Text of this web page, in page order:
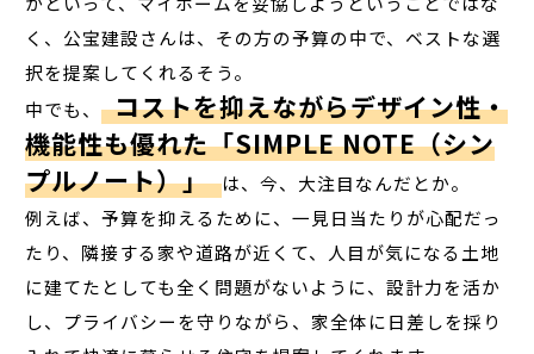
く、公宝建設さんは、その方の予算の中で、ベストな選
択を提案してくれるそう。
中でも、 コストを抑えながらデザイン性・
機能性も優れた「SIMPLE NOTE（シン
プルノート）」 は、今、大注目なんだとか。
例えば、予算を抑えるために、一見日当たりが心配だっ
たり、隣接する家や道路が近くて、人目が気になる土地
に建てたとしても全く問題がないように、設計力を活か
し、プライバシーを守りながら、家全体に日差しを採り